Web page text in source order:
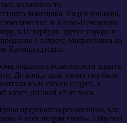
возможность
помещика, Лидия Янькова,
в Киево-Печерскую
в Петербург, другие города и
о встрече Матронушки со
Кронштадтским.
лишилась возможности ходить:
До конца дней своих она была
из-за своего недуга, а
крест, данный ей от Бога.
предсказала революцию, как
и всех подряд гнать». Образно